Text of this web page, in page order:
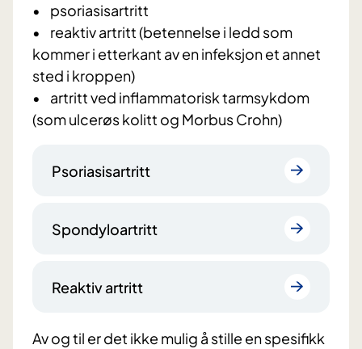
• psoriasisartritt
• reaktiv artritt (betennelse i ledd som
kommer i etterkant av en infeksjon et annet
sted i kroppen)
• artritt ved inflammatorisk tarmsykdom
(som ulcerøs kolitt og Morbus Crohn)
Psoriasisartritt
Spondyloartritt
Reaktiv artritt
Av og til er det ikke mulig å stille en spesifikk